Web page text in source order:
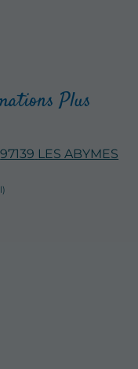
Plus
97139 LES ABYMES